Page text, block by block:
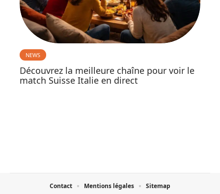
NEWS
Découvrez la meilleure chaîne pour voir le
match Suisse Italie en direct
Contact Mentions légales Sitemap